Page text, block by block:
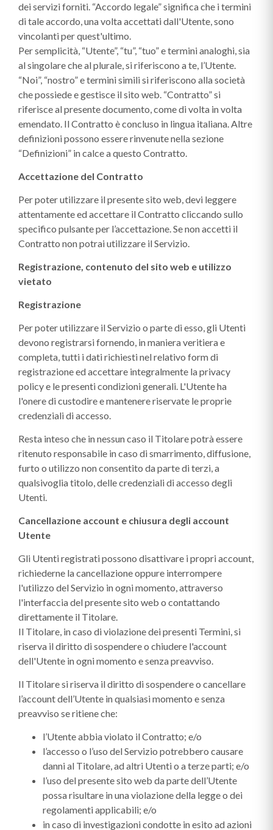
dei servizi forniti. “Accordo legale” significa che i termini
di tale accordo, una volta accettati dall'Utente, sono
vincolanti per quest'ultimo.
Per semplicità, “Utente”, “tu”, “tuo” e termini analoghi, sia
al singolare che al plurale, si riferiscono a te, l’Utente.
“Noi”, “nostro” e termini simili si riferiscono alla società
che possiede e gestisce il sito web. “Contratto” si
riferisce al presente documento, come di volta in volta
emendato. Il Contratto è concluso in lingua italiana. Altre
definizioni possono essere rinvenute nella sezione
“Definizioni” in calce a questo Contratto.
Accettazione del Contratto
Per poter utilizzare il presente sito web, devi leggere
attentamente ed accettare il Contratto cliccando sullo
specifico pulsante per l’accettazione. Se non accetti il
Contratto non potrai utilizzare il Servizio.
Registrazione, contenuto del sito web e utilizzo
vietato
Registrazione
Per poter utilizzare il Servizio o parte di esso, gli Utenti
devono registrarsi fornendo, in maniera veritiera e
completa, tutti i dati richiesti nel relativo form di
registrazione ed accettare integralmente la privacy
policy e le presenti condizioni generali. L'Utente ha
l'onere di custodire e mantenere riservate le proprie
credenziali di accesso.
Resta inteso che in nessun caso il Titolare potrà essere
ritenuto responsabile in caso di smarrimento, diffusione,
furto o utilizzo non consentito da parte di terzi, a
qualsivoglia titolo, delle credenziali di accesso degli
Utenti.
Cancellazione account e chiusura degli account
Utente
Gli Utenti registrati possono disattivare i propri account,
richiederne la cancellazione oppure interrompere
l'utilizzo del Servizio in ogni momento, attraverso
l'interfaccia del presente sito web o contattando
direttamente il Titolare.
Il Titolare, in caso di violazione dei presenti Termini, si
riserva il diritto di sospendere o chiudere l'account
dell'Utente in ogni momento e senza preavviso.
Il Titolare si riserva il diritto di sospendere o cancellare
l’account dell’Utente in qualsiasi momento e senza
preavviso se ritiene che:
l’Utente abbia violato il Contratto; e/o
l’accesso o l’uso del Servizio potrebbero causare
danni al Titolare, ad altri Utenti o a terze parti; e/o
l’uso del presente sito web da parte dell’Utente
possa risultare in una violazione della legge o dei
regolamenti applicabili; e/o
in caso di investigazioni condotte in esito ad azioni